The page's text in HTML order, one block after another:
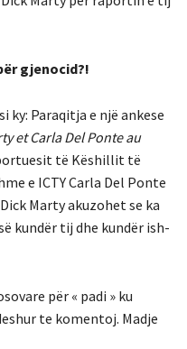
gjenocid?!
ky: Paraqitja e një ankese
et Carla Del Ponte au
të Këshillit të
e ICTY Carla Del Ponte
Marty akuzohet se ka
kundër tij dhe kundër ish-
për « padi » ku
te komentoj. Madje